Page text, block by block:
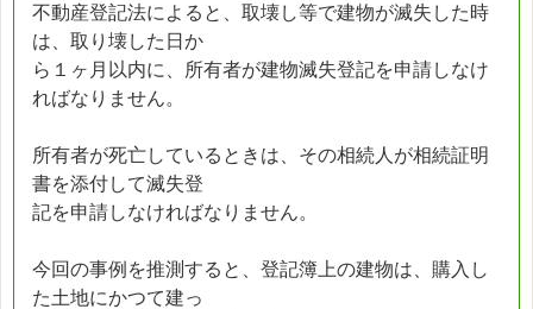
不動産登記法によると、取壊し等で建物が滅失した時
は、取り壊した日か
ら１ヶ月以内に、所有者が建物滅失登記を申請しなけ
ればなりません。
所有者が死亡しているときは、その相続人が相続証明
書を添付して滅失登
記を申請しなければなりません。
今回の事例を推測すると、登記簿上の建物は、購入し
た土地にかつて建っ